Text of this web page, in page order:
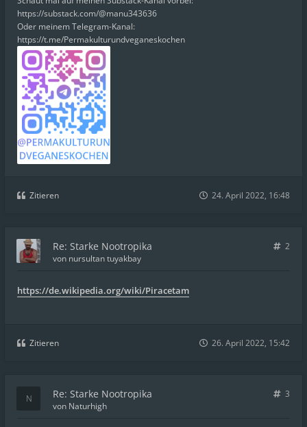
https://substack.com/@manu343636
Oder meinem Telegram-Kanal:
https://t.me/Permakulturundveganeskochen
Zitieren 24. April 2022, 16:48
Re: Starke Nootropika
2
von nursultan tuyakbay
https://de.wikipedia.org/wiki/Piracetam
Zitieren 26. April 2022, 15:42
Re: Starke Nootropika
3
von Naturhigh